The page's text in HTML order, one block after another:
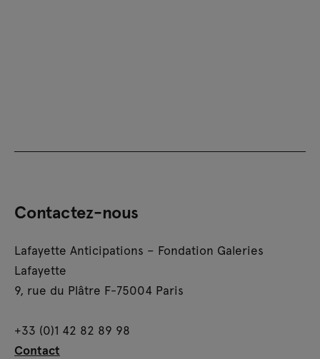
Contactez-nous
Lafayette Anticipations – Fondation Galeries
Lafayette
9, rue du Plâtre F-75004 Paris
+33 (0)1 42 82 89 98
Contact